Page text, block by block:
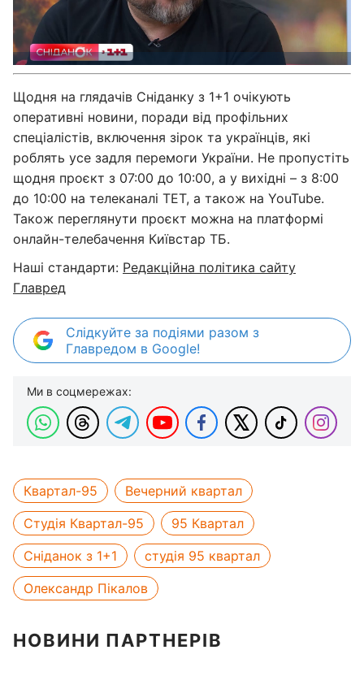
Щодня на глядачів Сніданку з 1+1 очікують
оперативні новини, поради від профільних
спеціалістів, включення зірок та українців, які
роблять усе задля перемоги України. Не пропустіть
щодня проєкт з 07:00 до 10:00, а у вихідні – з 8:00
до 10:00 на телеканалі ТЕТ, а також на YouTube.
Також переглянути проєкт можна на платформі
онлайн-телебачення Київстар ТБ.
Наші стандарти: Редакційна політика сайту
Главред
Слідкуйте за подіями разом з
Главредом в Google!
Ми в соцмережах:
Квартал-95
Вечерний квартал
Студія Квартал-95
95 Квартал
Сніданок з 1+1
студія 95 квартал
Олександр Пікалов
НОВИНИ ПАРТНЕРІВ